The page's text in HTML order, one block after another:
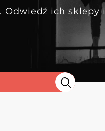
. Odwiedź ich sklepy